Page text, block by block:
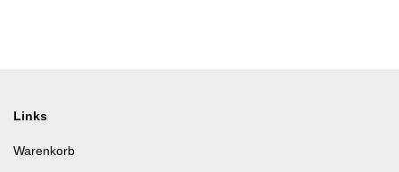
Links
Warenkorb